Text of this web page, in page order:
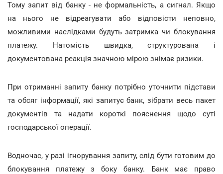
Тому запит від банку - не формальність, а сигнал. Якщо
на нього не відреагувати або відповісти неповно,
можливими наслідками будуть затримка чи блокування
платежу. Натомість швидка, структурована і
документована реакція значною мірою знімає ризики.
При отриманні запиту банку потрібно уточнити підстави
та обсяг інформації, які запитує банк, зібрати весь пакет
документів та надати короткі пояснення щодо суті
господарської операції.
Водночас, у разі ігнорування запиту, слід бути готовим до
блокування платежу з боку банку. Банк має право